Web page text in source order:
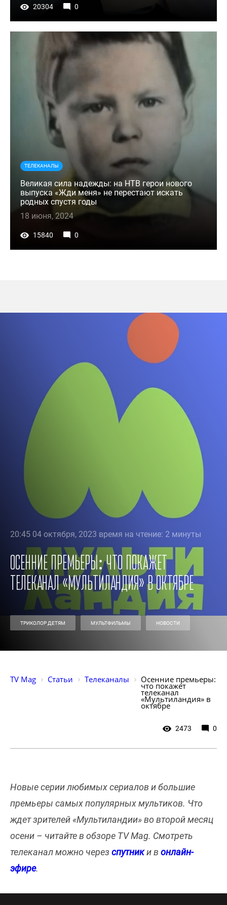
20304 0
ТЕЛЕКАНАЛЫ
Великая сила надежды: на НТВ герои нового
выпуска «Жди меня» не перестают искать
родных спустя годы
18 июня, 2024
15840 0
20:45 04 октября, 2023 время на чтение: 2 минуты
Осенние премьеры: что покажет
телеканал «Мультиландия» в октябре
ТРИКОЛОР ДЕТЯМ МУЛЬТФИЛЬМЫ НОВОСТИ
TV Mag Статьи Телеканалы Осенние премьеры:
что покажет
телеканал
«Мультиландия» в
октябре
2473 0
Новые серии любимых сериалов и большие
премьеры самых популярных мультиков. Что
ждет зрителей «Мультиландии» во второй месяц
осени – читайте в обзоре TV Mag. Смотреть
телеканал можно через спутники в онлайн-
эфире.